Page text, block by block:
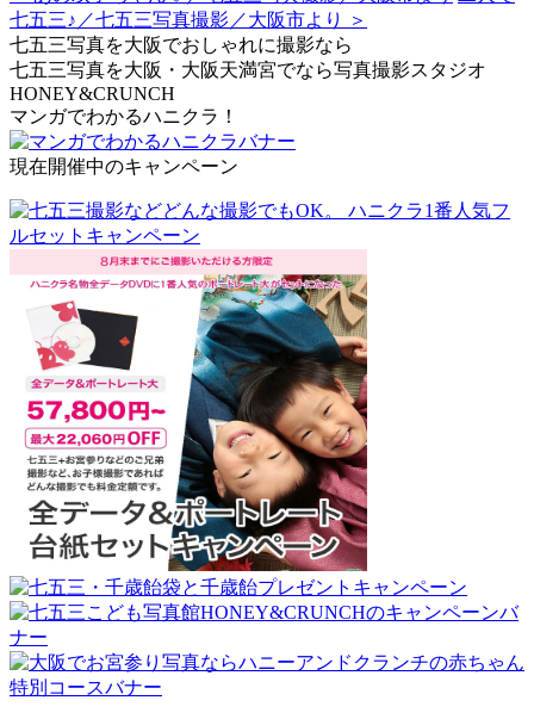
七五三♪／七五三写真撮影／大阪市より ＞
七五三写真を大阪でおしゃれに撮影なら
七五三写真を大阪・大阪天満宮でなら写真撮影スタジオ
HONEY&CRUNCH
マンガでわかるハニクラ！
現在開催中のキャンペーン